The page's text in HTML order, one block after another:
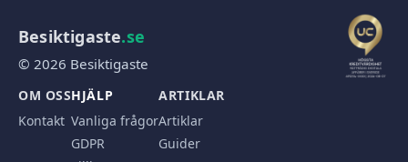
Besiktigaste.se
© 2026 Besiktigaste
OM OSS
Kontakt
HJÄLP
Vanliga frågor
GDPR
ARTIKLAR
Artiklar
Guider